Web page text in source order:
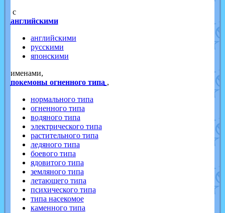
с
английскими
английскими
русскими
японскими
именами,
покемоны огненного типа ,
нормального типа
огненного типа
водяного типа
электрического типа
растительного типа
ледяного типа
боевого типа
ядовитого типа
земляного типа
летающего типа
психического типа
типа насекомое
каменного типа